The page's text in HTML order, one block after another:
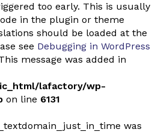
too early. This is usually
in the plugin or theme
should be loaded at the
see Debugging in WordPress
message was added in
lafactory/wp-
on line 6131
was